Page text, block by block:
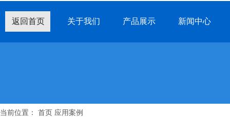
返回首页 关于我们 产品展示 新闻中心
当前位置： 首页 应用案例